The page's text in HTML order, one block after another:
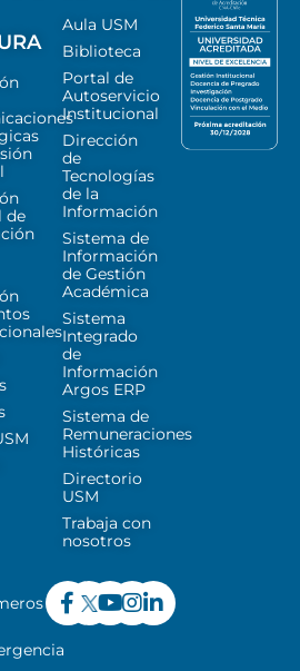
de
Aula USM
Biblioteca
Portal de
Autoservicio
Institucional
Dirección
de
Tecnologías
de la
Información
Sistema de
Información
de Gestión
Académica
Sistema
Integrado
de
Información
Argos ERP
Sistema de
Remuneraciones
Históricas
Directorio
USM
Trabaja con
nosotros